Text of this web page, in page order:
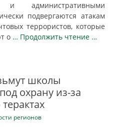
и административными
подвергаются атакам
террористов, которые
о … Продолжить чтение …
школы
охрану из-за
регионов